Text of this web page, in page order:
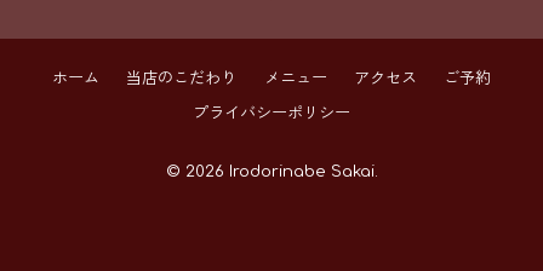
ホーム 当店のこだわり メニュー アクセス
ご予約
プライバシーポリシー
© 2026 Irodorinabe Sakai.